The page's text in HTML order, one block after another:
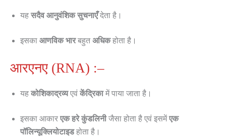
यह सदैव आनुवंशिक सुचनाएँदेता है।
इसका आणविक भारबहुत अधिकहोता है।
आरएनए (RNA) :–
यह कोशिकाद्रव्यएवं केंद्रिकामें पाया जाता है।
इसका आकार एक हरे कुंडलिनीजैसा होता है एवं इसमेंएक
पॉलिन्यूक्लियोटाइडहोता है।